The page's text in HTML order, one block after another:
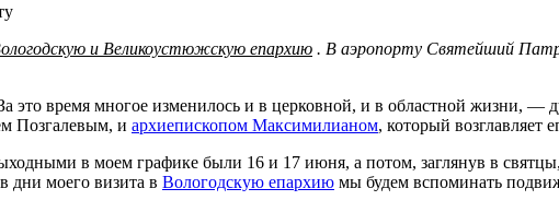
и Великоустюжскую епархию . В аэропорту Святейший
это время многое изменилось и в церковной, и в областной жизни, —
Позгалевым, и архиепископом Максимилианом, который возглавляет
в моем графике были 16 и 17 июня, а потом, заглянув в
дни моего визита в Вологодскую епархию мы будем вспоминать